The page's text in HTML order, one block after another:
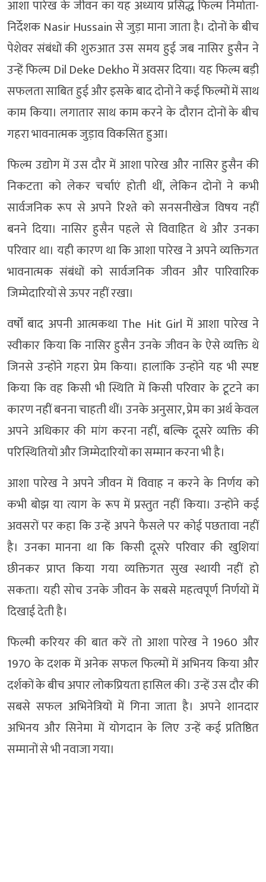
आशा पारेख के जीवन का यह अध्याय प्रसिद्ध फिल्म निर्माता-
निर्देशक Nasir Hussain से जुड़ा माना जाता है। दोनों के बीच
पेशेवर संबंधों की शुरुआत उस समय हुई जब नासिर हुसैन ने
उन्हें फिल्म Dil Deke Dekho में अवसर दिया। यह फिल्म बड़ी
सफलता साबित हुई और इसके बाद दोनों ने कई फिल्मों में साथ
काम किया। लगातार साथ काम करने के दौरान दोनों के बीच
गहरा भावनात्मक जुड़ाव विकसित हुआ।
फिल्म उद्योग में उस दौर में आशा पारेख और नासिर हुसैन की
निकटता को लेकर चर्चाएं होती थीं, लेकिन दोनों ने कभी
सार्वजनिक रूप से अपने रिश्ते को सनसनीखेज विषय नहीं
बनने दिया। नासिर हुसैन पहले से विवाहित थे और उनका
परिवार था। यही कारण था कि आशा पारेख ने अपने व्यक्तिगत
भावनात्मक संबंधों को सार्वजनिक जीवन और पारिवारिक
जिम्मेदारियों से ऊपर नहीं रखा।
वर्षों बाद अपनी आत्मकथा The Hit Girl में आशा पारेख ने
स्वीकार किया कि नासिर हुसैन उनके जीवन के ऐसे व्यक्ति थे
जिनसे उन्होंने गहरा प्रेम किया। हालांकि उन्होंने यह भी स्पष्ट
किया कि वह किसी भी स्थिति में किसी परिवार के टूटने का
कारण नहीं बनना चाहती थीं। उनके अनुसार, प्रेम का अर्थ केवल
अपने अधिकार की मांग करना नहीं, बल्कि दूसरे व्यक्ति की
परिस्थितियों और जिम्मेदारियों का सम्मान करना भी है।
आशा पारेख ने अपने जीवन में विवाह न करने के निर्णय को
कभी बोझ या त्याग के रूप में प्रस्तुत नहीं किया। उन्होंने कई
अवसरों पर कहा कि उन्हें अपने फैसले पर कोई पछतावा नहीं
है। उनका मानना था कि किसी दूसरे परिवार की खुशियां
छीनकर प्राप्त किया गया व्यक्तिगत सुख स्थायी नहीं हो
सकता। यही सोच उनके जीवन के सबसे महत्वपूर्ण निर्णयों में
दिखाई देती है।
फिल्मी करियर की बात करें तो आशा पारेख ने 1960 और
1970 के दशक में अनेक सफल फिल्मों में अभिनय किया और
दर्शकों के बीच अपार लोकप्रियता हासिल की। उन्हें उस दौर की
सबसे सफल अभिनेत्रियों में गिना जाता है। अपने शानदार
अभिनय और सिनेमा में योगदान के लिए उन्हें कई प्रतिष्ठित
सम्मानों से भी नवाजा गया।